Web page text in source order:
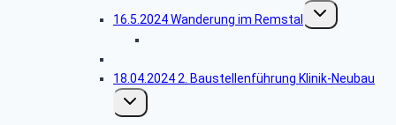
16.5.2024 Wanderung im Remstal
Untermenü
umschalten
18.04.2024 2. Baustellenführung Klinik-Neubau
Untermenü
umschalten